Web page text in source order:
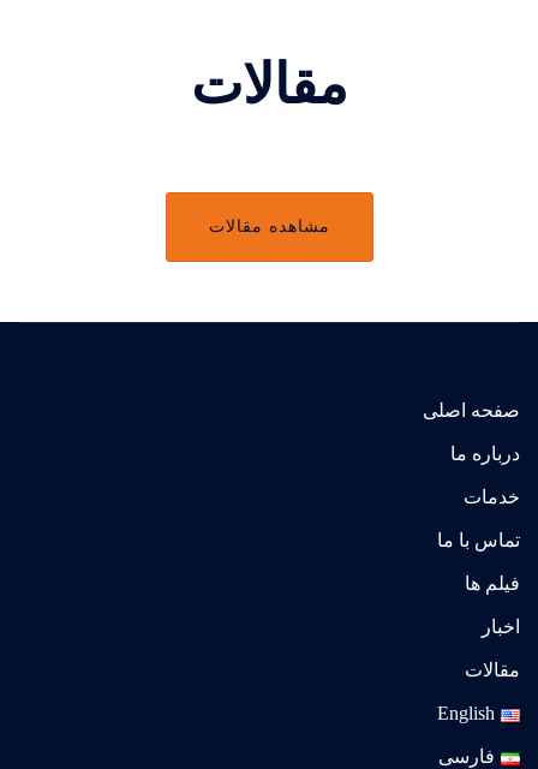
مقالات
مشاهده مقالات
صفحه اصلی
درباره ما
خدمات
تماس با ما
فیلم ها
اخبار
مقالات
English
فارسی